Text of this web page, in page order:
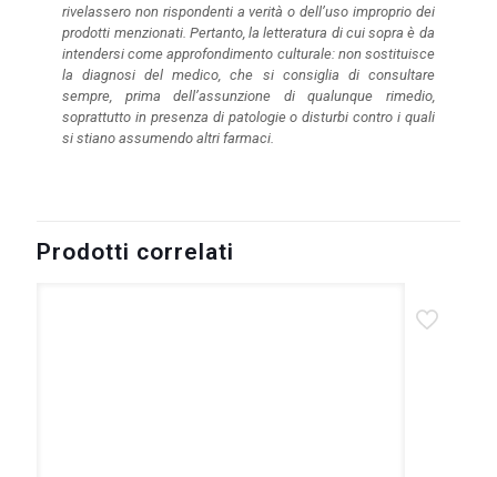
rivelassero non rispondenti a verità o dell’uso improprio dei
prodotti menzionati. Pertanto, la letteratura di cui sopra è da
intendersi come approfondimento culturale: non sostituisce
la diagnosi del medico, che si consiglia di consultare
sempre, prima dell’assunzione di qualunque rimedio,
soprattutto in presenza di patologie o disturbi contro i quali
si stiano assumendo altri farmaci.
Prodotti correlati